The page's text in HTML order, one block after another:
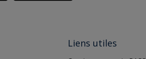
Liens utiles